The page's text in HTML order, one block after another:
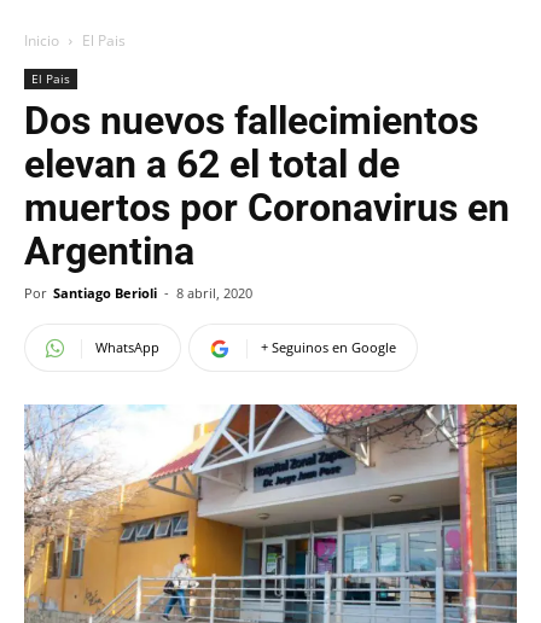
Inicio El Pais
El Pais
Dos nuevos fallecimientos
elevan a 62 el total de
muertos por Coronavirus en
Argentina
Por Santiago Berioli - 8 abril, 2020
WhatsApp + Seguinos en Google